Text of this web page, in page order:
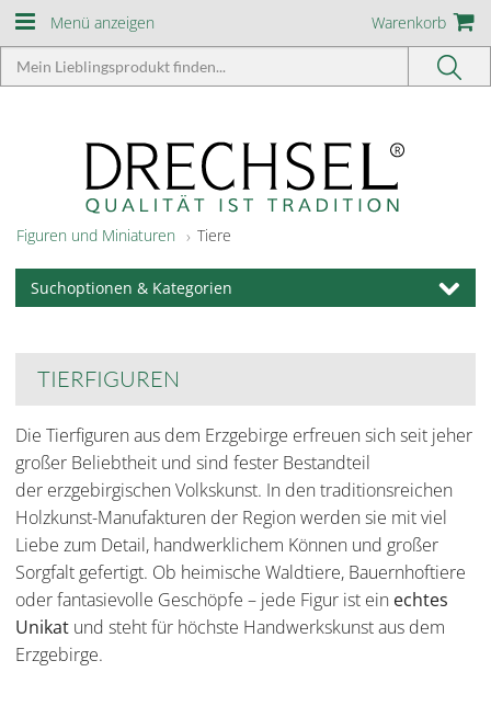
Menü anzeigen Warenkorb
Figuren und Miniaturen Tiere
Suchoptionen & Kategorien
TIERFIGUREN
Die Tierfiguren aus dem Erzgebirge erfreuen sich seit jeher
großer Beliebtheit und sind fester Bestandteil
der erzgebirgischen Volkskunst. In den traditionsreichen
Holzkunst-Manufakturen der Region werden sie mit viel
Liebe zum Detail, handwerklichem Können und großer
Sorgfalt gefertigt. Ob heimische Waldtiere, Bauernhoftiere
oder fantasievolle Geschöpfe – jede Figur ist ein echtes
Unikat und steht für höchste Handwerkskunst aus dem
Erzgebirge.